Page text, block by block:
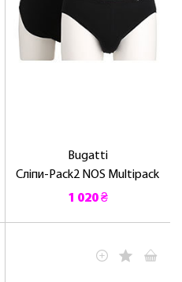
Bugatti
Сліпи-Pack2 NOS Multipack
1 020 ₴